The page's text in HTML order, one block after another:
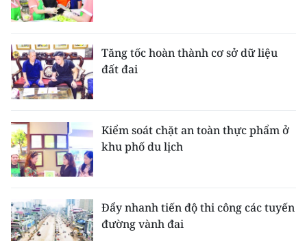
Tăng tốc hoàn thành cơ sở dữ liệu
đất đai
Kiểm soát chặt an toàn thực phẩm ở
khu phố du lịch
Đẩy nhanh tiến độ thi công các tuyến
đường vành đai